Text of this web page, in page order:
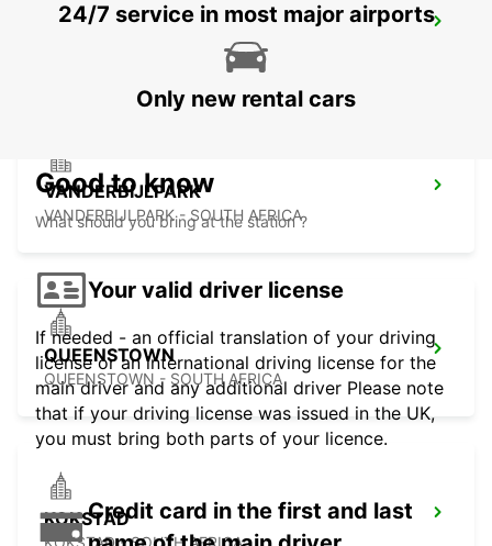
HARRISMITH
KWAZULU-NATAL - SOUTH AFRICA
VANDERBIJLPARK
VANDERBIJLPARK - SOUTH AFRICA
QUEENSTOWN
QUEENSTOWN - SOUTH AFRICA
KOKSTAD
24/7 service in most major airports
Only new rental cars
Good to know
What should you bring at the station ?
Your valid driver license
If needed - an official translation of your driving
license or an international driving license for the
main driver and any additional driver Please note
that if your driving license was issued in the UK,
you must bring both parts of your licence.
Credit card in the first and last